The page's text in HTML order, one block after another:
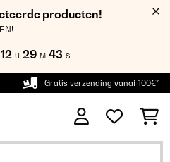
producten!
12 U 29 M 41 S
Gratis verzending vanaf 100€*